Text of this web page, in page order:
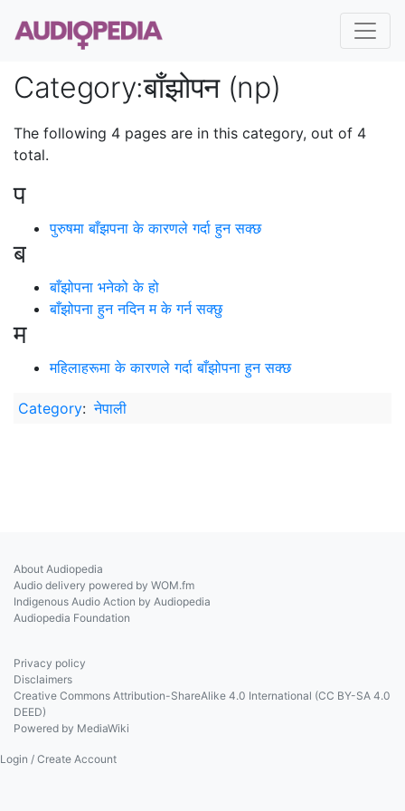
Category:बाँझोपन (np)
The following 4 pages are in this category, out of 4
total.
प
पुरुषमा बाँझपना के कारणले गर्दा हुन सक्छ
ब
बाँझोपना भनेको के हो
बाँझोपना हुन नदिन म के गर्न सक्छु
म
महिलाहरूमा के कारणले गर्दा बाँझोपना हुन सक्छ
Category: नेपाली
About Audiopedia
Audio delivery powered by WOM.fm
Indigenous Audio Action by Audiopedia
Audiopedia Foundation
Privacy policy
Disclaimers
Creative Commons Attribution-ShareAlike 4.0 International (CC BY-SA 4.0
DEED)
Powered by MediaWiki
Login / Create Account